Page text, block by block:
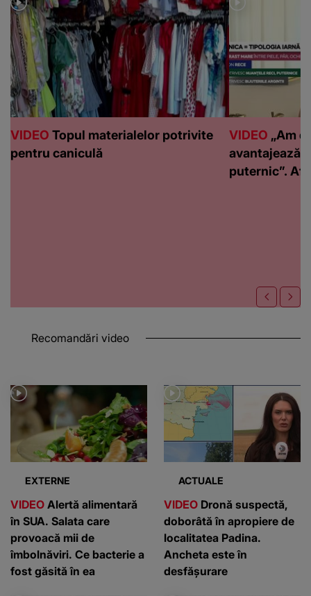
VIDEO Topul materialelor potrivite
pentru caniculă
VIDEO „Am
avantajează
puternic”.
Recomandări video
EXTERNE
VIDEO Alertă alimentară
în SUA. Salata care
provoacă mii de
îmbolnăviri. Ce bacterie a
fost găsită în ea
ACTUALE
VIDEO Dronă suspectă,
doborâtă în apropiere de
localitatea Padina.
Ancheta este în
desfășurare